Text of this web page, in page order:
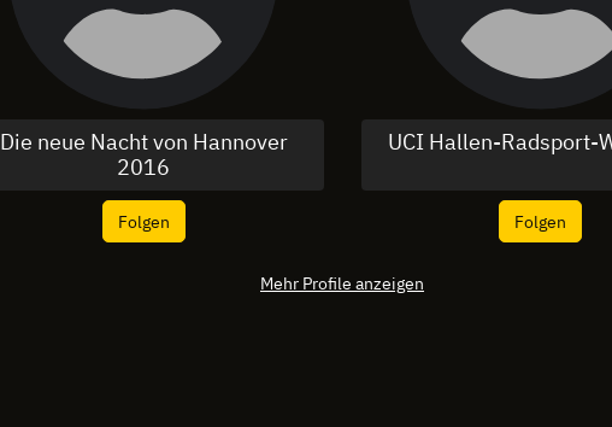
Die neue Nacht von Hannover
2016
Folgen
UCI Hallen-Radsport-
Folgen
Mehr Profile anzeigen